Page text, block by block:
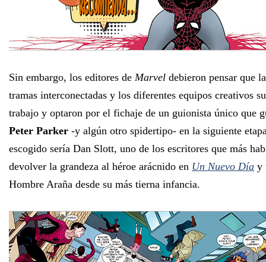
Sin embargo, los editores de Marvel debieron pensar que
tramas interconectadas y los diferentes equipos creativos
trabajo y optaron por el fichaje de un guionista único que
Peter Parker -y algún otro spidertipo- en la siguiente
escogido sería Dan Slott, uno de los escritores que más
devolver la grandeza al héroe arácnido en Un Nuevo Día y
Hombre Araña desde su más tierna infancia.